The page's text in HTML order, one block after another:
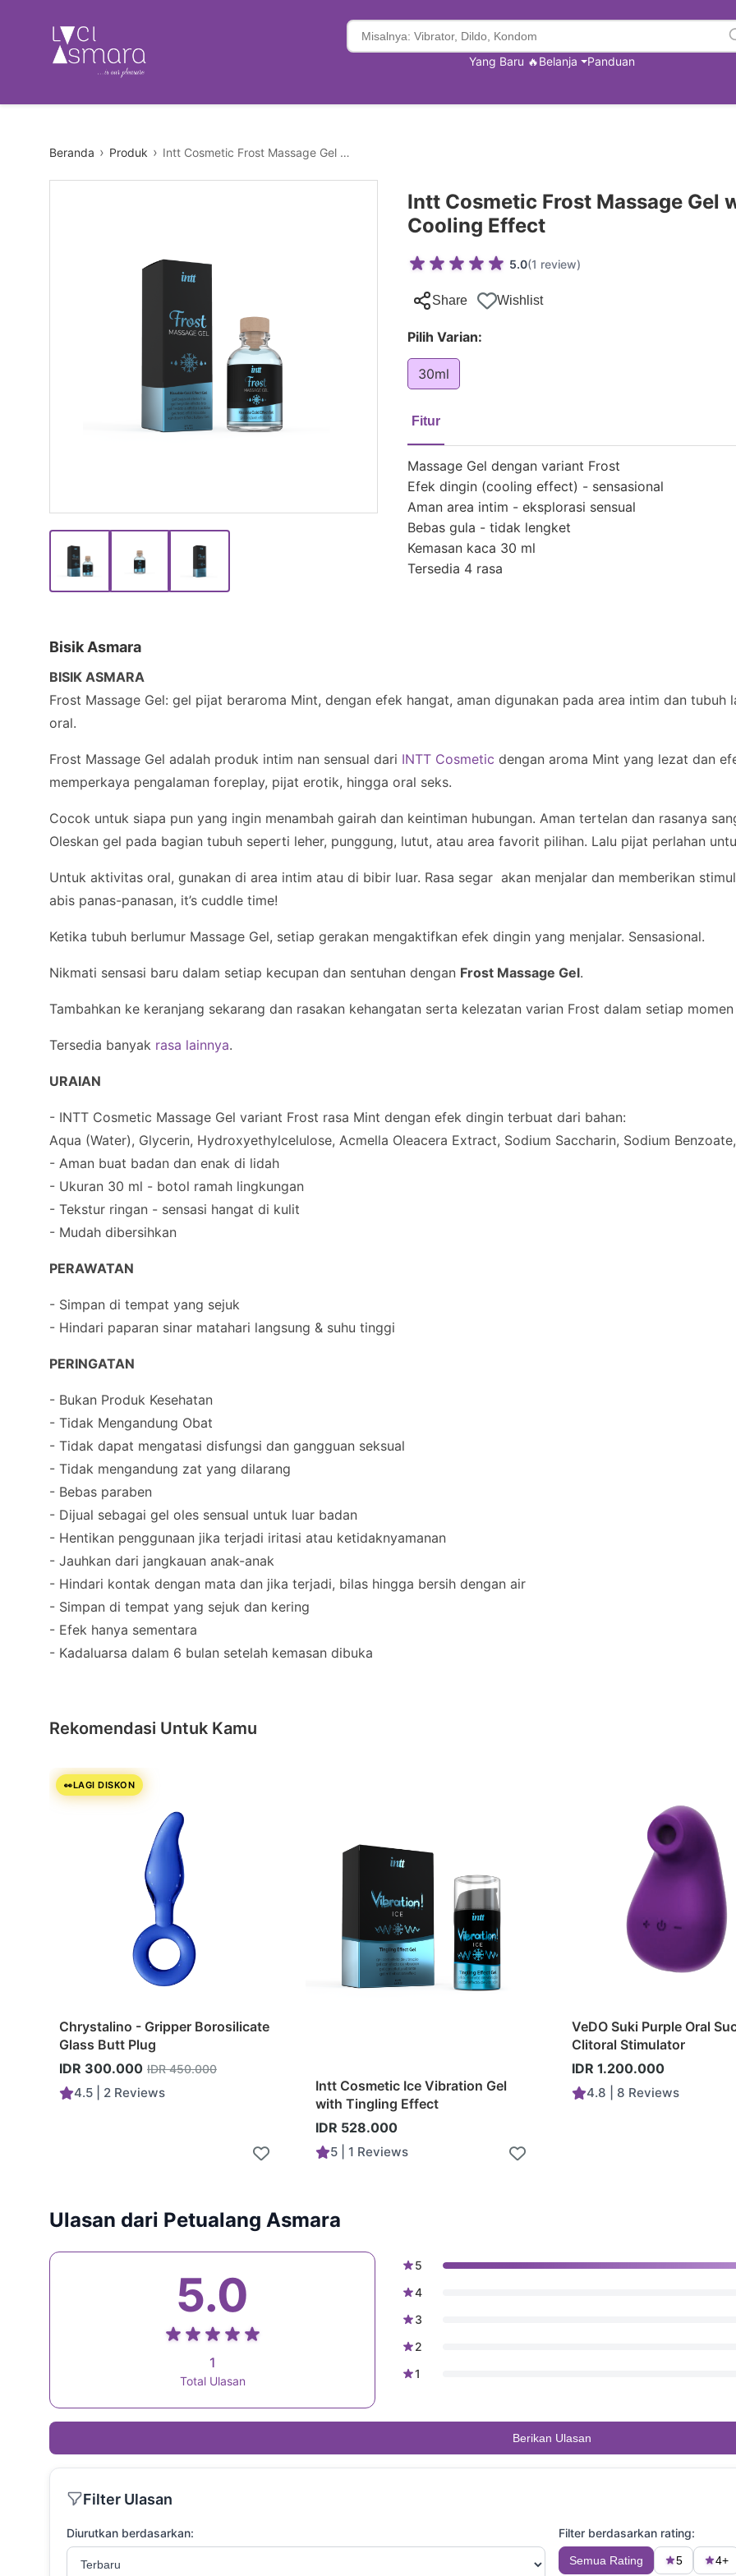
Yang Baru 🔥Belanja Panduan
Beranda Produk Intt Cosmetic Frost Massage Gel with Cooling Effect
Intt Cosmetic Frost Massage Gel
Cooling Effect
5.0(1 review)
Share Wishlist
Pilih Varian:
30ml
Fitur
Massage Gel dengan variant Frost
Efek dingin (cooling effect) - sensasional
Aman area intim - eksplorasi sensual
Bebas gula - tidak lengket
Kemasan kaca 30 ml
Tersedia 4 rasa
Bisik Asmara
BISIK ASMARA
Frost Massage Gel: gel pijat beraroma Mint, dengan efek hangat, aman digunakan pada area intim dan
oral.
Frost Massage Gel adalah produk intim nan sensual dari INTT Cosmetic dengan aroma Mint yang lezat dan
memperkaya pengalaman foreplay, pijat erotik, hingga oral seks.
Cocok untuk siapa pun yang ingin menambah gairah dan keintiman hubungan. Aman tertelan dan rasanya
Oleskan gel pada bagian tubuh seperti leher, punggung, lutut, atau area favorit pilihan. Lalu pijat perlahan
Untuk aktivitas oral, gunakan di area intim atau di bibir luar. Rasa segar akan menjalar dan memberikan
abis panas-panasan, it’s cuddle time!
Ketika tubuh berlumur Massage Gel, setiap gerakan mengaktifkan efek dingin yang menjalar. Sensasional.
Nikmati sensasi baru dalam setiap kecupan dan sentuhan dengan Frost Massage Gel.
Tambahkan ke keranjang sekarang dan rasakan kehangatan serta kelezatan varian Frost dalam setiap
Tersedia banyak rasa lainnya.
URAIAN
- INTT Cosmetic Massage Gel variant Frost rasa Mint dengan efek dingin terbuat dari bahan:
Aqua (Water), Glycerin, Hydroxyethylcelulose, Acmella Oleacera Extract, Sodium Saccharin, Sodium
- Aman buat badan dan enak di lidah
- Ukuran 30 ml - botol ramah lingkungan
- Tekstur ringan - sensasi hangat di kulit
- Mudah dibersihkan
PERAWATAN
- Simpan di tempat yang sejuk
- Hindari paparan sinar matahari langsung & suhu tinggi
PERINGATAN
- Bukan Produk Kesehatan
- Tidak Mengandung Obat
- Tidak dapat mengatasi disfungsi dan gangguan seksual
- Tidak mengandung zat yang dilarang
- Bebas paraben
- Dijual sebagai gel oles sensual untuk luar badan
- Hentikan penggunaan jika terjadi iritasi atau ketidaknyamanan
- Jauhkan dari jangkauan anak-anak
- Hindari kontak dengan mata dan jika terjadi, bilas hingga bersih dengan air
- Simpan di tempat yang sejuk dan kering
- Efek hanya sementara
- Kadaluarsa dalam 6 bulan setelah kemasan dibuka
Rekomendasi Untuk Kamu
👀LAGI DISKON
Chrystalino - Gripper Borosilicate
Glass Butt Plug
IDR 300.000 IDR 450.000
4.5 | 2 Reviews
Intt Cosmetic Ice Vibration Gel
with Tingling Effect
IDR 528.000
5 | 1 Reviews
VeDO Suki Purple Oral
Clitoral Stimulator
IDR 1.200.000
4.8 | 8 Reviews
Ulasan dari Petualang Asmara
5.0
1
Total Ulasan
5
4
3
2
1
Berikan Ulasan
Filter Ulasan
Diurutkan berdasarkan: Filter berdasarkan rating:
Semua Rating 5 4+